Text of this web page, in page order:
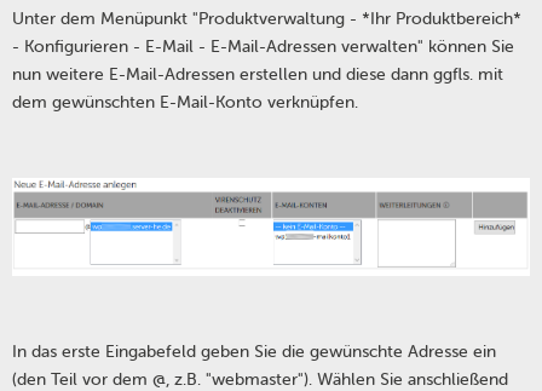
Unter dem Menüpunkt "Produktverwaltung - *Ihr Produktbereich*
- Konfigurieren - E-Mail - E-Mail-Adressen verwalten" können Sie
nun weitere E-Mail-Adressen erstellen und diese dann ggfls. mit
dem gewünschten E-Mail-Konto verknüpfen.
In das erste Eingabefeld geben Sie die gewünschte Adresse ein
(den Teil vor dem @, z.B. "webmaster"). Wählen Sie anschließend